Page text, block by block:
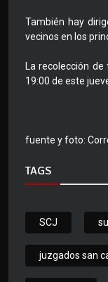
También hay
vecinos en los
La recolección
19:00 de este
fuente y foto:
TAGS
SCJ
juzgados san